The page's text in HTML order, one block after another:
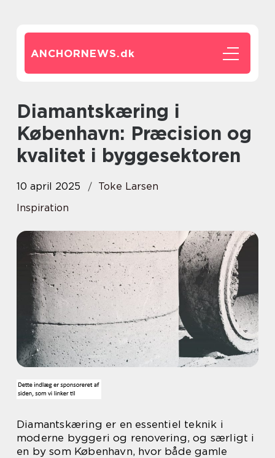
ANCHORNEWS.dk
Diamantskæring i
København: Præcision og
kvalitet i byggesektoren
10 april 2025
Toke Larsen
Inspiration
Diamantskæring er en essentiel teknik i
moderne byggeri og renovering, og særligt i
en by som København, hvor både gamle